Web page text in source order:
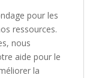
pour les
ressources.
nous
aide pour le
la